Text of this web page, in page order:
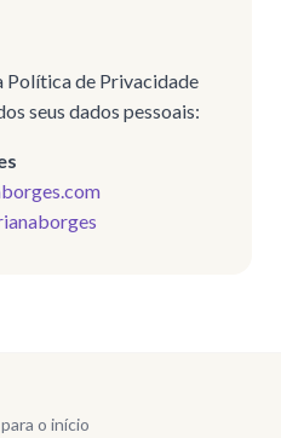
Política de Privacidade
seus dados pessoais:
o início